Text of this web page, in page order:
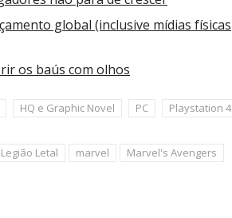
global (inclusive mídias físicas
os baús com olhos
HQ e Graphic Novel PC
Playstation 4
Legião Letal marvel Marvel's Avengers